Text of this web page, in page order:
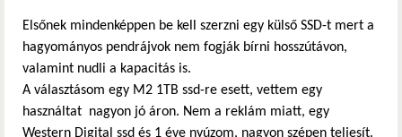
Elsőnek mindenképpen be kell szerzni egy külső SSD-t mert a
hagyományos pendrájvok nem fogják bírni hosszútávon,
valamint nudli a kapacitás is.
A választásom egy M2 1TB ssd-re esett, vettem egy
használtat nagyon jó áron. Nem a reklám miatt, egy
Western Digital ssd és 1 éve nyúzom, nagyon szépen teljesít.